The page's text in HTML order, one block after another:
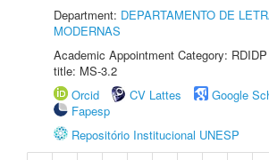
Department: DEPARTAMENTO DE
MODERNAS
Academic Appointment Category:
title: MS-3.2
Orcid
CV Lattes
Google
Fapesp
Repositório Institucional UNESP